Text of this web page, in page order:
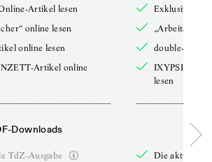
Artikel lesen
online lesen
online lesen
Artikel online
Downloads
TdZ-Ausgabe
Exklusive
double-
lesen
Die aktuelle